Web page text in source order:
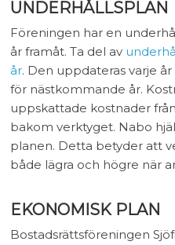
UNDERHÅLLSPLAN
Föreningen har en
år framåt. Ta del av
år. Den uppdateras varje
för nästkommande år.
uppskattade kostnader
bakom verktyget. Nabo
planen. Detta betyder att
både lägra och högre när
EKONOMISK PLAN
Bostadsrättsföreningen